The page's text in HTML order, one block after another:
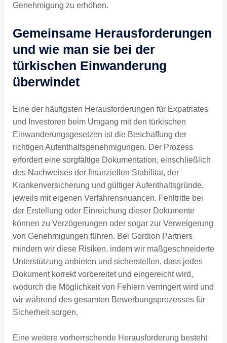
Genehmigung zu erhöhen.
Gemeinsame Herausforderungen
und wie man sie bei der
türkischen Einwanderung
überwindet
Eine der häufigsten Herausforderungen für Expatriates
und Investoren beim Umgang mit den türkischen
Einwanderungsgesetzen ist die Beschaffung der
richtigen Aufenthaltsgenehmigungen. Der Prozess
erfordert eine sorgfältige Dokumentation, einschließlich
des Nachweises der finanziellen Stabilität, der
Krankenversicherung und gültiger Aufenthaltsgründe,
jeweils mit eigenen Verfahrensnuancen. Fehltritte bei
der Erstellung oder Einreichung dieser Dokumente
können zu Verzögerungen oder sogar zur Verweigerung
von Genehmigungen führen. Bei Gordion Partners
mindern wir diese Risiken, indem wir maßgeschneiderte
Unterstützung anbieten und sicherstellen, dass jedes
Dokument korrekt vorbereitet und eingereicht wird,
wodurch die Möglichkeit von Fehlern verringert wird und
wir während des gesamten Bewerbungsprozesses für
Sicherheit sorgen.
Eine weitere vorherrschende Herausforderung besteht